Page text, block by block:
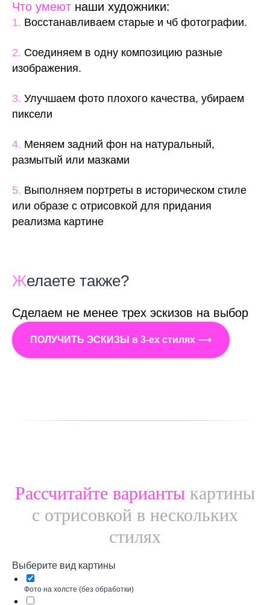
Что умеют наши художники:
1. Восстанавливаем старые и чб фотографии.
2. Соединяем в одну композицию разные
изображения.
3. Улучшаем фото плохого качества, убираем
пиксели
4. Меняем задний фон на натуральный,
размытый или мазками
5. Выполняем портреты в историческом стиле
или образе с отрисовкой для придания
реализма картине
Желаете также?
Сделаем не менее трех эскизов на выбор
ПОЛУЧИТЬ ЭСКИЗЫ в 3-ех стилях ⟶
Рассчитайте варианты картины
с отрисовкой в нескольких
стилях
Выберите вид картины
Фото на холсте (без обработки)